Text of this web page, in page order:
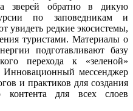
зверей обратно в дикую
по заповедникам и
увидеть редкие экосистемы,
туристами. Материалы о
подготавливают базу
перехода к «зеленой»
мессенджер
и практиков для создания
контента для всех слоев